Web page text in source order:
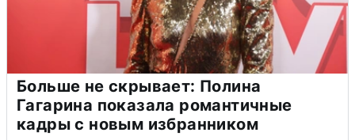
Больше не скрывает: Полина
Гагарина показала романтичные
кадры с новым избранником